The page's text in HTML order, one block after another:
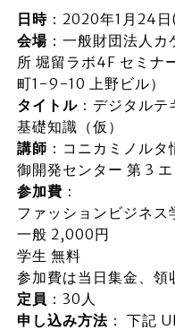
日時：2020年1月24
会場：一般財団法人カ
所 堀留ラボ4F セミナ
町1-9-10 上野ビル）
タイトル：デジタルテ
基礎知識（仮）
講師 ：コニカミノル
御開発センター 第 3
参加費 ：
ファッションビジネ
一般 2,000円
学生 無料
参加費は当日集金、領
定員 ：30人
申し込み方法： 下記